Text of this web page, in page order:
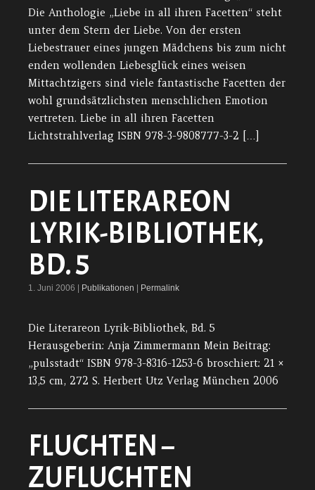
Die Anthologie „Liebe in all ihren Facetten“ steht
unter dem Stern der Liebe. Von der ersten
Liebestrauer eines jungen Mädchens bis zum nicht
enden wollenden Liebesglück eines weisen
Mittachtzigers sind viele fantastische Facetten der
wohl grundsätzlichsten menschlichen Emotion
vertreten. Liebe in all ihren Facetten
Lichtstrahlverlag ISBN 978-3-9808777-3-2 […]
DIE LITERAREON
LYRIK-BIBLIOTHEK,
BD. 5
1. Juni 2006 | Publikationen Permalink
Die Literareon Lyrik-Bibliothek, Bd. 5
Herausgeberin: Anja Zimmermann Mein Beitrag:
„pulsstadt“ ISBN 978-3-8316-1253-6 broschiert: 21 ×
13,5 cm, 272 S. Herbert Utz Verlag München 2006
FLUCHTEN –
ZUFLUCHTEN